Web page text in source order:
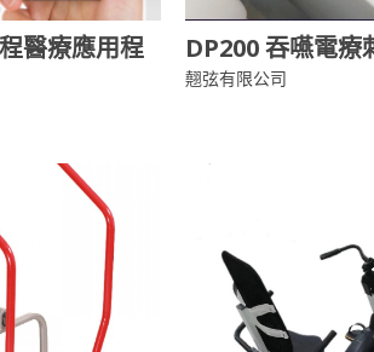
醫療應用程
DP200 吞嚥電療
翹弦有限公司